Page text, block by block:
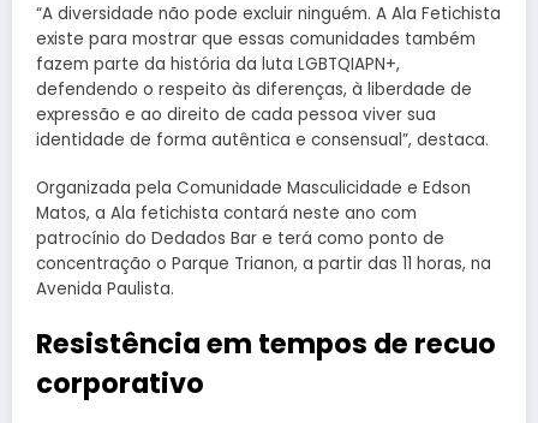
“A diversidade não pode excluir ninguém. A Ala Fetichista
existe para mostrar que essas comunidades também
fazem parte da história da luta LGBTQIAPN+,
defendendo o respeito às diferenças, à liberdade de
expressão e ao direito de cada pessoa viver sua
identidade de forma autêntica e consensual”, destaca.
Organizada pela Comunidade Masculicidade e Edson
Matos, a Ala fetichista contará neste ano com
patrocínio do Dedados Bar e terá como ponto de
concentração o Parque Trianon, a partir das 11 horas, na
Avenida Paulista.
Resistência em tempos de recuo
corporativo